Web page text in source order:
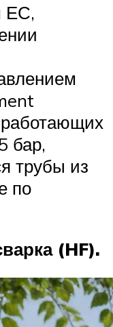
ЕС,
бар,
трубы из
по
(HF).